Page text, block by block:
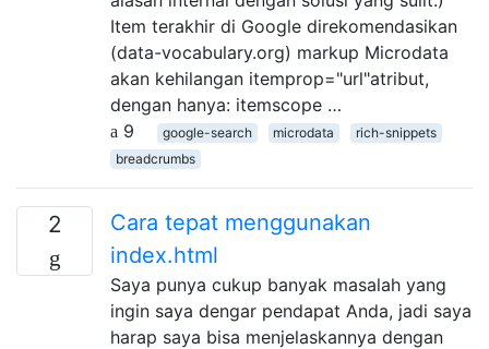
Item terakhir di Google direkomendasikan
(data-vocabulary.org) markup Microdata
akan kehilangan itemprop="url"atribut,
dengan hanya: itemscope …
9
google-search microdata
rich-snippets
breadcrumbs
2
Cara tepat menggunakan
index.html
Saya punya cukup banyak masalah yang
ingin saya dengar pendapat Anda, jadi saya
harap saya bisa menjelaskannya dengan